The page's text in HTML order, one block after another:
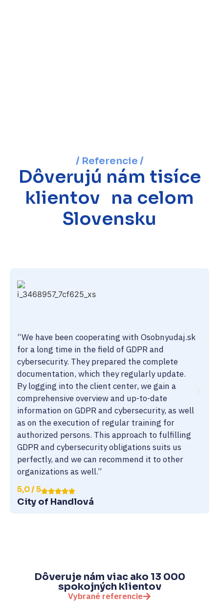
/ Referencie /
Dôverujú nám tisíce
klientov na celom
Slovensku
“We have been cooperating with Osobnyudaj.sk
for a long time in the field of GDPR and
cybersecurity. They prepared the complete
documentation, which they regularly update.
By logging into the client center, we gain a
comprehensive overview and up-to-date
information on GDPR and cybersecurity, as well
as on the execution of regular training for
authorized persons. This approach to fulfilling
GDPR and cybersecurity obligations suits us
perfectly, and we can recommend it to other
organizations as well.”
5,0 / 5
City of Handlová
Dôveruje nám viac ako 13 000
spokojných klientov
Vybrané referencie